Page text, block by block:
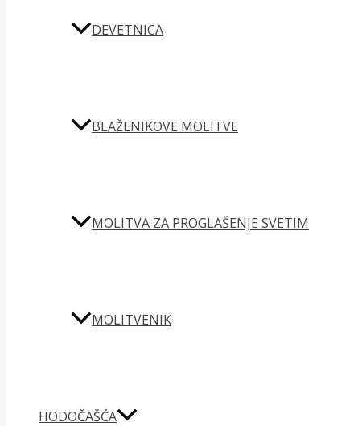
DEVETNICA
BLAŽENIKOVE MOLITVE
MOLITVA ZA PROGLAŠENJE SVETIM
MOLITVENIK
HODOČAŠĆA